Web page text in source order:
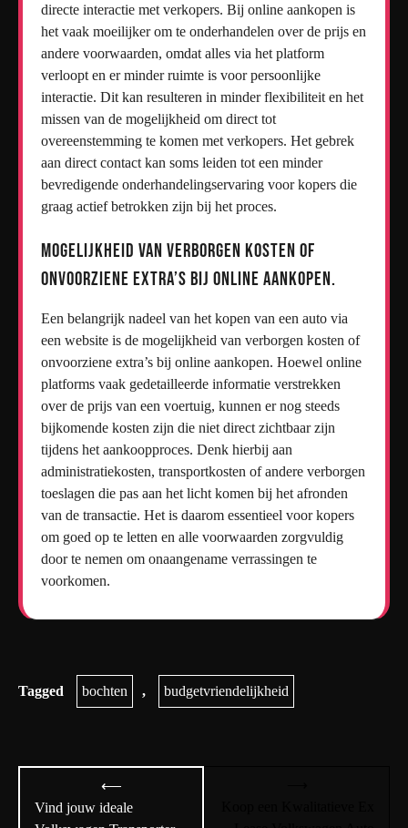
directe interactie met verkopers. Bij online aankopen is
het vaak moeilijker om te onderhandelen over de prijs en
andere voorwaarden, omdat alles via het platform
verloopt en er minder ruimte is voor persoonlijke
interactie. Dit kan resulteren in minder flexibiliteit en het
missen van de mogelijkheid om direct tot
overeenstemming te komen met verkopers. Het gebrek
aan direct contact kan soms leiden tot een minder
bevredigende onderhandelingservaring voor kopers die
graag actief betrokken zijn bij het proces.
Mogelijkheid van verborgen kosten of
onvoorziene extra’s bij online aankopen.
Een belangrijk nadeel van het kopen van een auto via
een website is de mogelijkheid van verborgen kosten of
onvoorziene extra’s bij online aankopen. Hoewel online
platforms vaak gedetailleerde informatie verstrekken
over de prijs van een voertuig, kunnen er nog steeds
bijkomende kosten zijn die niet direct zichtbaar zijn
tijdens het aankoopproces. Denk hierbij aan
administratiekosten, transportkosten of andere verborgen
toeslagen die pas aan het licht komen bij het afronden
van de transactie. Het is daarom essentieel voor kopers
om goed op te letten en alle voorwaarden zorgvuldig
door te nemen om onaangename verrassingen te
voorkomen.
Tagged bochten , budgetvriendelijkheid
navigatie
⟵
Vind jouw ideale